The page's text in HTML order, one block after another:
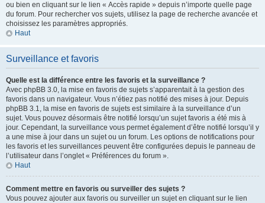
ou bien en cliquant sur le lien « Accès rapide » depuis n’importe quelle page
du forum. Pour rechercher vos sujets, utilisez la page de recherche avancée et
choisissez les paramètres appropriés.
Haut
Surveillance et favoris
Quelle est la différence entre les favoris et la surveillance ?
Avec phpBB 3.0, la mise en favoris de sujets s’apparentait à la gestion des
favoris dans un navigateur. Vous n’étiez pas notifié des mises à jour. Depuis
phpBB 3.1, la mise en favoris de sujets est similaire à la surveillance d’un
sujet. Vous pouvez désormais être notifié lorsqu’un sujet favoris a été mis à
jour. Cependant, la surveillance vous permet également d’être notifié lorsqu’il y
a une mise à jour dans un sujet ou un forum. Les options de notifications pour
les favoris et les surveillances peuvent être configurées depuis le panneau de
l’utilisateur dans l’onglet « Préférences du forum ».
Haut
Comment mettre en favoris ou surveiller des sujets ?
Vous pouvez ajouter aux favoris ou surveiller un sujet en cliquant sur le lien